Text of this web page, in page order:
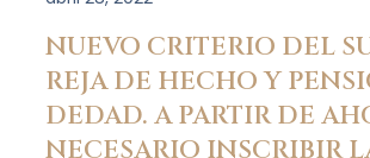
NUEVO CRITERIO DEL
REJA DE HECHO Y
DEDAD. A PARTIR DE
NECESARIO INSCRIBIR